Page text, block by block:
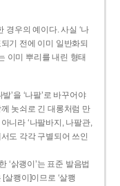
경우의 예이다. 사실 ‘나
기 전에 이미 일반화되
이미 뿌리를 내린 형태
’을 ‘나팔’로 바꾸어야
놋쇠로 긴 대롱처럼 만
니라 ‘나팔바지, 나팔관,
도 각각 구별되어 쓰인
‘삵괭이’는 표준 발음법
살쾡이]이므로 ‘살쾡